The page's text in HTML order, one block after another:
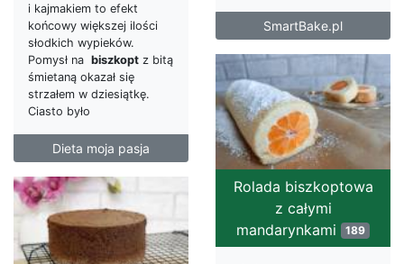
SmartBake.pl
i kajmakiem to efekt
końcowy większej ilości
słodkich wypieków.
Pomysł na biszkopt z bitą
śmietaną okazał się
strzałem w dziesiątkę.
Ciasto było
Dieta moja pasja
Rolada biszkoptowa
z całymi
mandarynkami 189